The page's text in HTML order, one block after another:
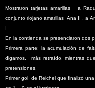
Mostraron tarjetas amarillas a
conjunto riojano amarillas Ana II , a
I
En la contienda se presenciaron dos
Primera parte: la acumulación de
digamos, más retraído, mientras
pretensiones.
Primer gol de Reichel que finalizó